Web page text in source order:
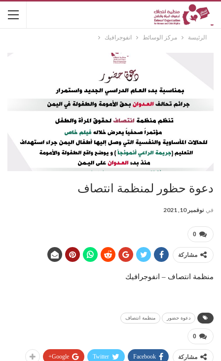
الرئيسة مركز الوسائط انفوجرافيك
دعوة حظور لمنظمة انتصاف
في نوفمبر 10, 2021
0
مشاركة
منظمة انتصاف – انفوجرافيك
دعوة حضور منظمة انتصاف
0
مشاركة Facebook
Twitter
Google+